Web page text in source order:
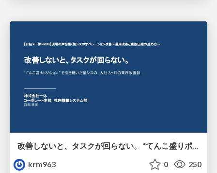
改善しないと、タスクが回らない。 “てんこ盛りポジション” を引き継いだ情シスの、入社3ヶ月の業務改善録
krm963
0 250